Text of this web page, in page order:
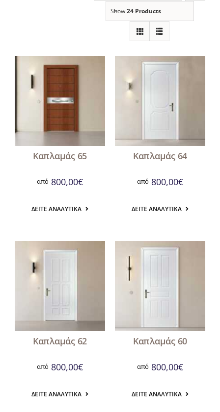
Show24 Products
Καπλαμάς 65
από 800,00€
ΔΕΊΤΕ ΑΝΑΛΥΤΙΚΆ
Καπλαμάς 64
από 800,00€
ΔΕΊΤΕ ΑΝΑΛΥΤΙΚΆ
Καπλαμάς 62
από 800,00€
ΔΕΊΤΕ ΑΝΑΛΥΤΙΚΆ
Καπλαμάς 60
από 800,00€
ΔΕΊΤΕ ΑΝΑΛΥΤΙΚΆ